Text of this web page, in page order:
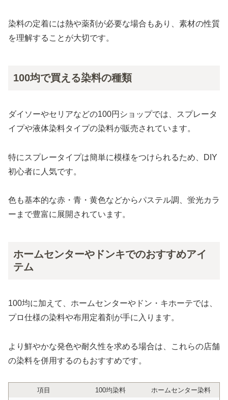
染料の定着には熱や薬剤が必要な場合もあり、素材の性質
を理解することが大切です。
100均で買える染料の種類
ダイソーやセリアなどの100円ショップでは、スプレータ
イプや液体染料タイプの染料が販売されています。
特にスプレータイプは簡単に模様をつけられるため、DIY
初心者に人気です。
色も基本的な赤・青・黄色などからパステル調、蛍光カラ
ーまで豊富に展開されています。
ホームセンターやドンキでのおすすめアイ
テム
100均に加えて、ホームセンターやドン・キホーテでは、
プロ仕様の染料や布用定着剤が手に入ります。
より鮮やかな発色や耐久性を求める場合は、これらの店舗
の染料を併用するのもおすすめです。
項目 100均染料 ホームセンター染料